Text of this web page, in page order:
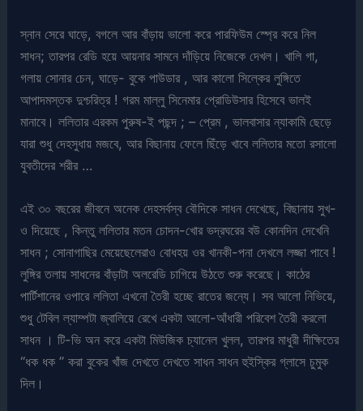
স্নান সেরে ঘাড়ে, বগলে আর বাঁড়ায় ভালো করে পারফিউম স্প্রে করে নিল
সাধন; তারপর রেডি হয়ে আয়নার সামনে দাঁড়িয়ে নিজেকে দেখল। খালি গা,
গলায় সোনার চেন, ঘাড়ে- বুকে পাউডার , আর কালো সিল্কের লুঙ্গিতে
আপাদমস্তক দুশ্চরিত্র ! গরম মাল্লু সিনেমার প্রোডিউসার হিসেবে ভালই
মানাবে। ললিতার এরকম পুরুষ-ই পছন্দ ; – প্রেম , ভালবাসার ন্যাকামি ছেড়ে
যারা শুধু দেহসুধায় মজবে, আর বিছানায় ফেলে ছিঁড়ে খাবে ললিতার মতো রসালো
যুবতীদের শরীর …
এই ৩০ বছরের জীবনে অনেক দেহসর্বস্ব বৌদিকে সাধন দেখেছে, বিছানায় সুখ-
ও দিয়েছে , কিন্তু ললিতার মতন চোদন-খোর ভদ্রঘরের বউ কোনদিন দেখেনি
সাধন ; সোনাগাছির মেয়েছেলেরাও বোধহয় ওর খানকী-পনা দেখলে লজ্জা পাবে !
লুঙ্গির তলায় সাধনের বাঁড়াটা অলরেডি চাগিয়ে উঠতে শুরু করেছে। কাঠের
পার্টিশানের ওপারে ললিতা এখনো তৈরী হচ্ছে রাতের জন্যে। সব আলো নিভিয়ে,
শুধু টেবিল ল্যাম্পটা জ্বালিয়ে রেখে একটা আলো-আঁধারী পরিবেশ তৈরী করলো
সাধন । টি-ভি অন করে একটা মিউজিক চ্যানেল খুলল, তারপর মাধুরী দীক্ষিতের
“ধক ধক ” করা বুকের খাঁজ দেখতে দেখতে সাধন সাধন হুইস্কির গ্লাসে চুমুক
দিল।